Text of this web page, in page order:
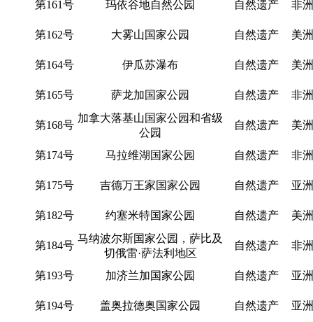
第161号 玛依谷地自然公园 自然遗产 非洲
第162号 大雾山国家公园 自然遗产 美洲
第164号 伊瓜苏瀑布 自然遗产 美洲
第165号 萨龙加国家公园 自然遗产 非洲
第168号
加拿大落基山国家公园和省级
公园
自然遗产 美洲
第174号 马拉维湖国家公园 自然遗产 非洲
第175号 吉德万王家国家公园 自然遗产 亚洲
第182号 约塞米特国家公园 自然遗产 美洲
第184号
马纳波尔斯国家公园，萨比及
切俄雷·萨法利地区
自然遗产 非洲
第193号 加济兰加国家公园 自然遗产 亚洲
第194号 盖奥拉德奥国家公园 自然遗产 亚洲